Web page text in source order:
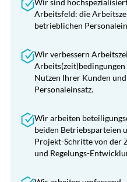
Konfliktlösung
Festgefahrene und
Vermittlung
Objektivierung
Arbeitszeit-
Trainings für
Konfliktlösung
Festgefahrene und
Vermittlung
Unabhängige
Versachlichung
Sachverständige
Wir sind
Arbeitsfeld: die
betrieblichen
Wir verbessern
Nutzen Ihrer Kunden
Personaleinsatz.
Wir arbeiten
beiden Betriebsparteien
Projekt-Schritte von der
und Regelungs-